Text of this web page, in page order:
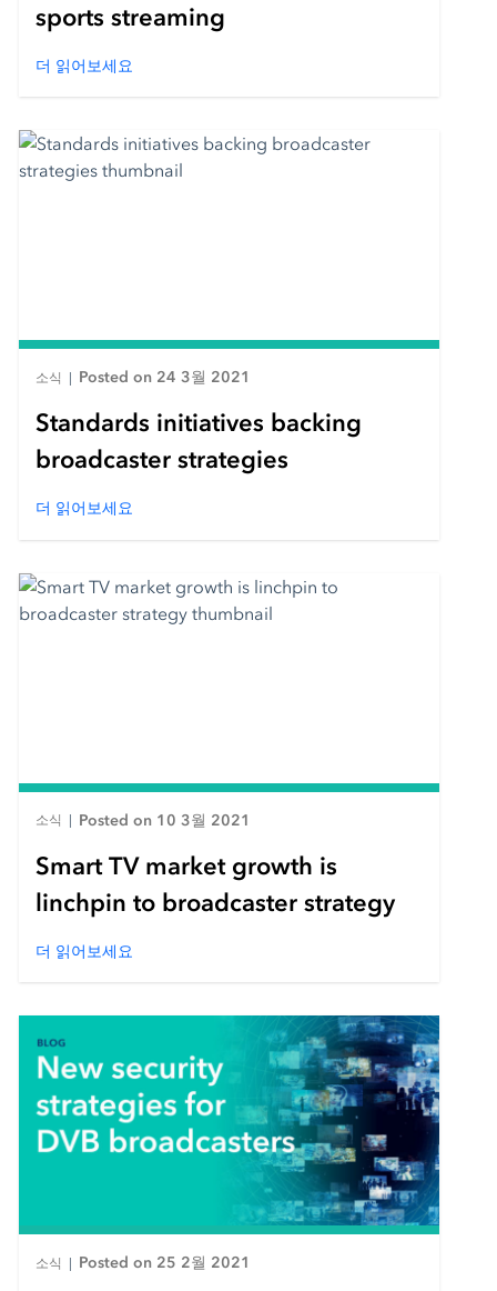
sports streaming
더 읽어보세요
소식 | Posted on 24 3월 2021
Standards initiatives backing
broadcaster strategies
더 읽어보세요
소식 Posted on 10 3월 2021
Smart TV market growth is
linchpin to broadcaster strategy
더 읽어보세요
소식 | Posted on 25 2월 2021